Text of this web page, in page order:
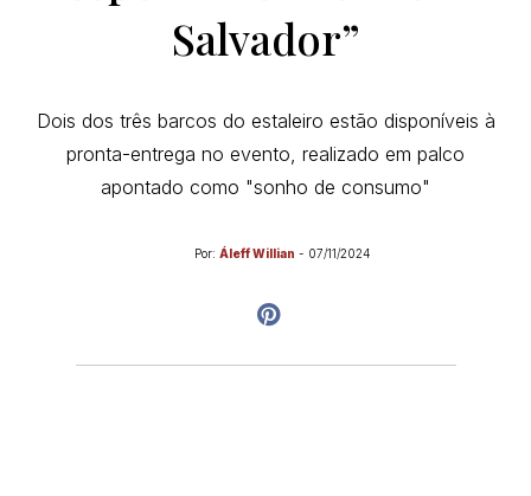
Salvador”
Dois dos três barcos do estaleiro estão disponíveis à
pronta-entrega no evento, realizado em palco
apontado como "sonho de consumo"
Por: Áleff Willian - 07/11/2024